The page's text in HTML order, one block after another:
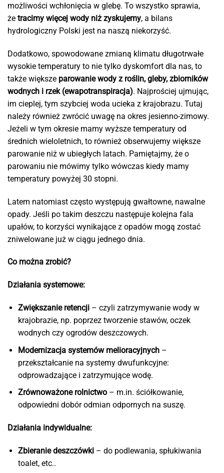
możliwości wchłonięcia w glebę. To wszystko sprawia,
że tracimy więcej wody niż zyskujemy, a bilans
hydrologiczny Polski jest na naszą niekorzyść.
Dodatkowo, spowodowane zmianą klimatu długotrwałe
wysokie temperatury to nie tylko dyskomfort dla nas, to
także większe parowanie wody z roślin, gleby, zbiorników
wodnych i rzek (ewapotranspiracja). Najprościej ujmując,
im cieplej, tym szybciej woda ucieka z krajobrazu. Tutaj
należy również zwrócić uwagę na okres jesienno-zimowy.
Jeżeli w tym okresie mamy wyższe temperatury od
średnich wieloletnich, to również obserwujemy większe
parowanie niż w ubiegłych latach. Pamiętajmy, że o
parowaniu nie mówimy tylko wówczas kiedy mamy
temperatury powyżej 30 stopni.
Latem natomiast często występują gwałtowne, nawalne
opady. Jeśli po takim deszczu następuje kolejna fala
upałów, to korzyści wynikające z opadów mogą zostać
zniwelowane już w ciągu jednego dnia.
Co można zrobić?
Działania systemowe:
Zwiększanie retencji– czyli zatrzymywanie wody w
krajobrazie, np. poprzez tworzenie stawów, oczek
wodnych czy ogrodów deszczowych.
Modernizacja systemów melioracyjnych–
przekształcanie na systemy dwufunkcyjne:
odprowadzające i zatrzymujące wodę.
Zrównoważone rolnictwo – m.in. ściółkowanie,
odpowiedni dobór odmian odpornych na suszę.
Działania indywidualne:
Zbieranie deszczówki– do podlewania, spłukiwania
toalet, etc..